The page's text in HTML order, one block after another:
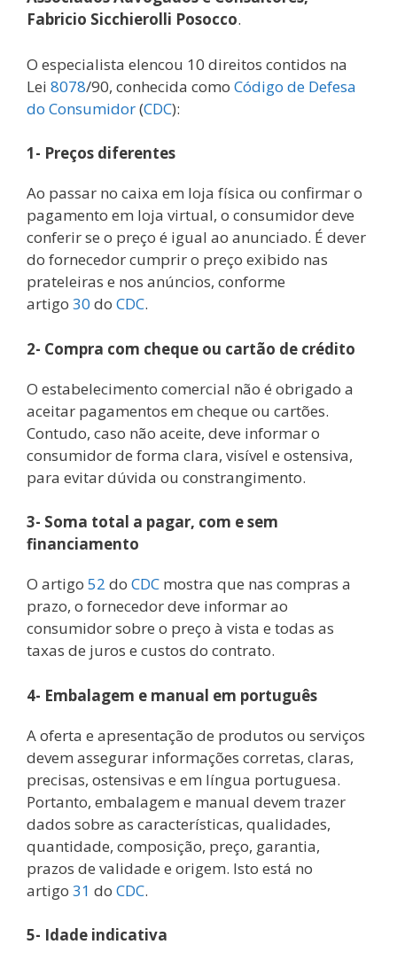
Fabricio Sicchierolli Posocco.
O especialista elencou 10 direitos contidos na
Lei 8078/90, conhecida como Código de Defesa
do Consumidor(CDC):
1- Preços diferentes
Ao passar no caixa em loja física ou confirmar o
pagamento em loja virtual, o consumidor deve
conferir se o preço é igual ao anunciado. É dever
do fornecedor cumprir o preço exibido nas
prateleiras e nos anúncios, conforme
artigo 30 do CDC.
2- Compra com cheque ou cartão de crédito
O estabelecimento comercial não é obrigado a
aceitar pagamentos em cheque ou cartões.
Contudo, caso não aceite, deve informar o
consumidor de forma clara, visível e ostensiva,
para evitar dúvida ou constrangimento.
3- Soma total a pagar, com e sem
financiamento
O artigo 52 do CDC mostra que nas compras a
prazo, o fornecedor deve informar ao
consumidor sobre o preço à vista e todas as
taxas de juros e custos do contrato.
4- Embalagem e manual em português
A oferta e apresentação de produtos ou serviços
devem assegurar informações corretas, claras,
precisas, ostensivas e em língua portuguesa.
Portanto, embalagem e manual devem trazer
dados sobre as características, qualidades,
quantidade, composição, preço, garantia,
prazos de validade e origem. Isto está no
artigo 31 do CDC.
5- Idade indicativa